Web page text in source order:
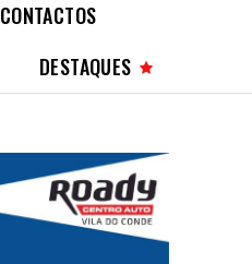
CONTACTOS
DESTAQUES